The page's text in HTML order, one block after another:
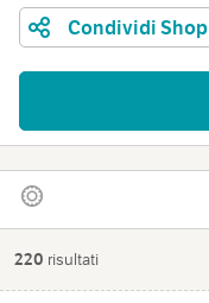
Condividi Shop
220 risultati